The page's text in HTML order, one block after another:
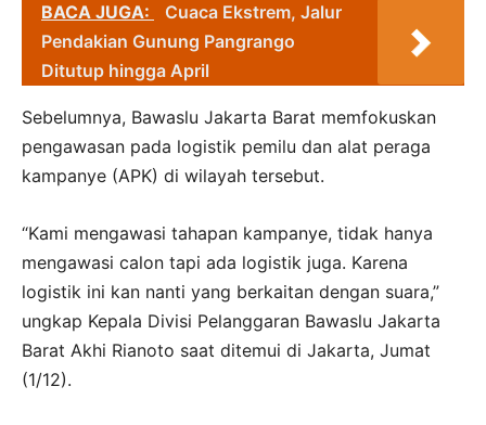
BACA JUGA:
Cuaca Ekstrem, Jalur
Pendakian Gunung Pangrango
Ditutup hingga April
Sebelumnya, Bawaslu Jakarta Barat memfokuskan
pengawasan pada logistik pemilu dan alat peraga
kampanye (APK) di wilayah tersebut.
“Kami mengawasi tahapan kampanye, tidak hanya
mengawasi calon tapi ada logistik juga. Karena
logistik ini kan nanti yang berkaitan dengan suara,”
ungkap Kepala Divisi Pelanggaran Bawaslu Jakarta
Barat Akhi Rianoto saat ditemui di Jakarta, Jumat
(1/12).